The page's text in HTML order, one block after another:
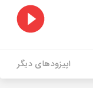
اپیزودهای دیگر